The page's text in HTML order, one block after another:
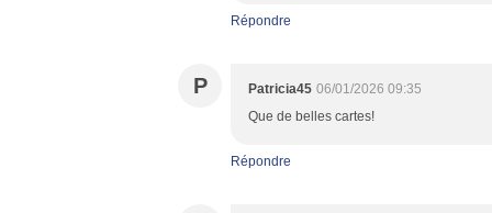
Répondre
P Patricia45 06/01/2026 09:35
Que de belles cartes!
Répondre